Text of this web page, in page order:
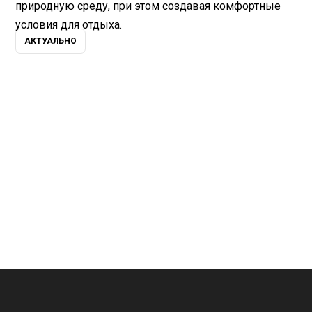
природную среду, при этом создавая комфортные
условия для отдыха.
АКТУАЛЬНО